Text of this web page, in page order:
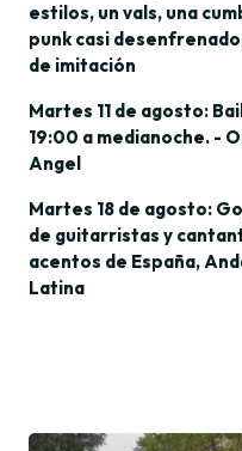
estilos, un vals, una
punk casi
de imitación
Martes 11 de agosto:
19:00 a medianoche. -
Angel
Martes 18 de agosto:
de guitarristas y
acentos de España,
Latina